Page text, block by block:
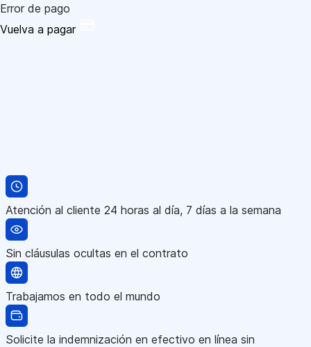
Error de pago
Vuelva a pagar
Atención al cliente 24 horas al día, 7 días a la semana
Sin cláusulas ocultas en el contrato
Trabajamos en todo el mundo
Solicite la indemnización en efectivo en línea sin